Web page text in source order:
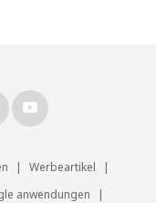
| Werbeartikel
|
anwendungen
|